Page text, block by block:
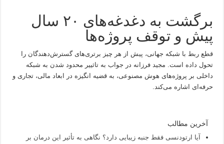
برگشت به دغدغه‌های ۲۰ سال
پیش و توقف پروژه‌ها
قطع ربط با شبکه جهانی، پیش از هر چیز برتری‌های گسترش‌دهندگان را
تحول داده است. مجید فرزانه در جواب به تاثییر محدود شدن به شبکه
داخلی بر پروژه‌های هوش مصنوعی، به قضیه انگیزه در ابعاد مالی، تجاری و
حرفه‌ای اشاره می‌کند.
آخرین مطالب
آیا ارتودنسی فقط جنبه زیبایی دارد؟ نگاهی به تأثیر این درمان بر